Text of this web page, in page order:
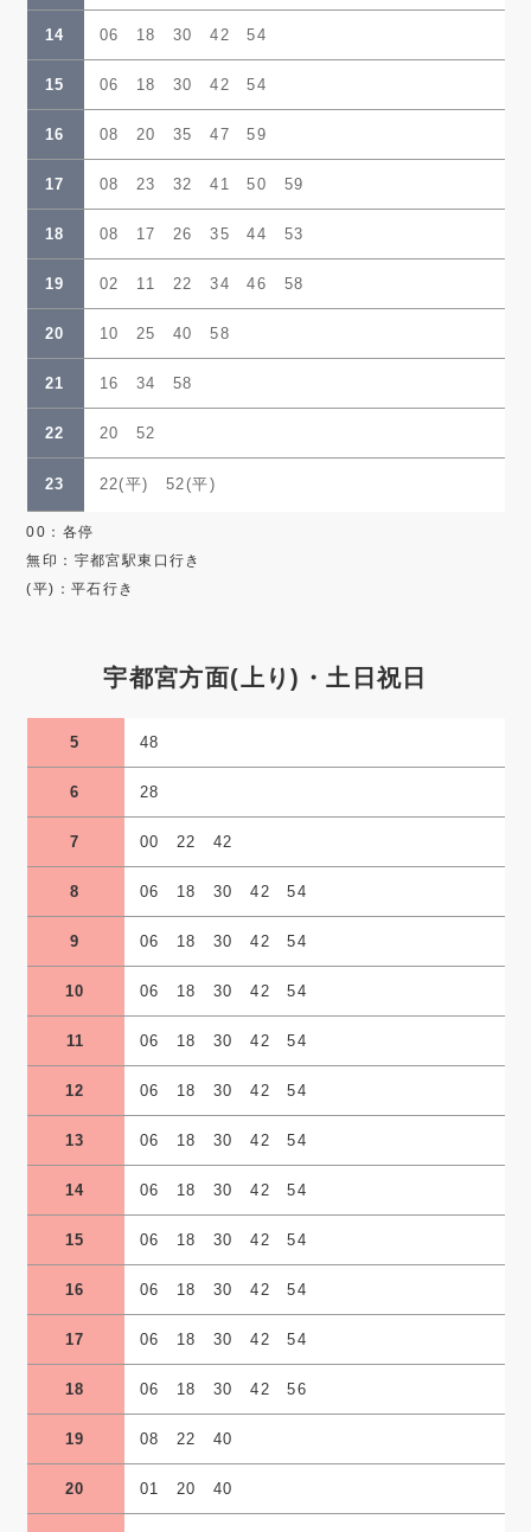
14 06 18 30 42 54
15 06 18 30 42 54
16 08 20 35 47 59
17 08 23 32 41 50 59
18 08 17 26 35 44 53
19 02 11 22 34 46 58
20 10 25 40 58
21 16 34 58
22 20 52
23 22(平) 52(平)
00：各停
無印：宇都宮駅東口行き
(平)：平石行き
宇都宮方面(上り)・土日祝日
5 48
6 28
7 00 22 42
8 06 18 30 42 54
9 06 18 30 42 54
10 06 18 30 42 54
11 06 18 30 42 54
12 06 18 30 42 54
13 06 18 30 42 54
14 06 18 30 42 54
15 06 18 30 42 54
16 06 18 30 42 54
17 06 18 30 42 54
18 06 18 30 42 56
19 08 22 40
20 01 20 40